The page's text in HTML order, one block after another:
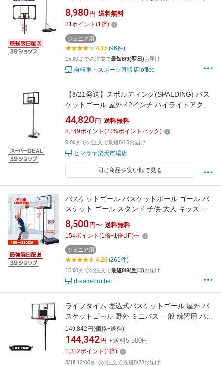
屋外 家庭用 ゴール バスケ 子供 大人 キッズ ジ
ュニア 小学生 屋外 室内 家庭用 ダンク 可 子供
体育館 屋外用 7号 7 号 室内5号 5号 270cm
8,980 円 送料無料
81ポイント (1倍)
ジュニア用
4.15(96件)
15:00までの注文で最短8/9(翌日)お届け
自転車・スポーツ直販店ioffice
【8/21発送】スポルディング(SPALDING) バス
ケットゴール 屋外 42インチ ハイライトアクリ
ルポータブル 7A1990CN SPALDING 【メーカ
ー直送】【ご自宅配送限定】
44,820 円 送料無料
8,149ポイント (20%ポイントバック)
9:00までの注文で最短8/15お届け
ヒマラヤ楽天市場店
同じ商品を安い順で見る
バスケットゴール バスケットボール ゴール バ
スケット ゴール スタンド 子供 大人 キッズ ジ
ュニア 小学生 5号球 7号球 家庭用 自主練 バス
ケ 持ち運び 部活 室内 室外 練習 屋内 屋外 外用
こども
8,500 円〜 送料無料
154ポイント (1倍+1倍UP)〜
ジュニア用
4.26(261件)
15:00までの注文で最短8/9(翌日)お届け
dream-brother
ライフタイム 埋込式バスケットゴール 屋外 バ
スケットゴール 野外 ミニバス 一般 練習用 バス
ケ ゴール バスケゴール ストリートバスケ 埋込
ゴール 埋込式バスケットゴール 埋込式 バック
ボード NBA バスケットゴール バスケ 【 LIFE
TIME 】ストリートゴール (LT-71525)
149,842円(価格+送料)
144,342 円 +送料5,500円
1,312ポイント (1倍)
8/18 12:00までの注文で最短8/28お届け